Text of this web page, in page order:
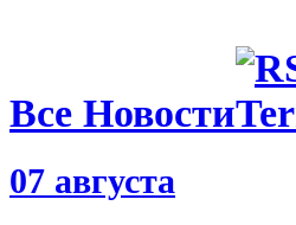
Все Новости
07 августа